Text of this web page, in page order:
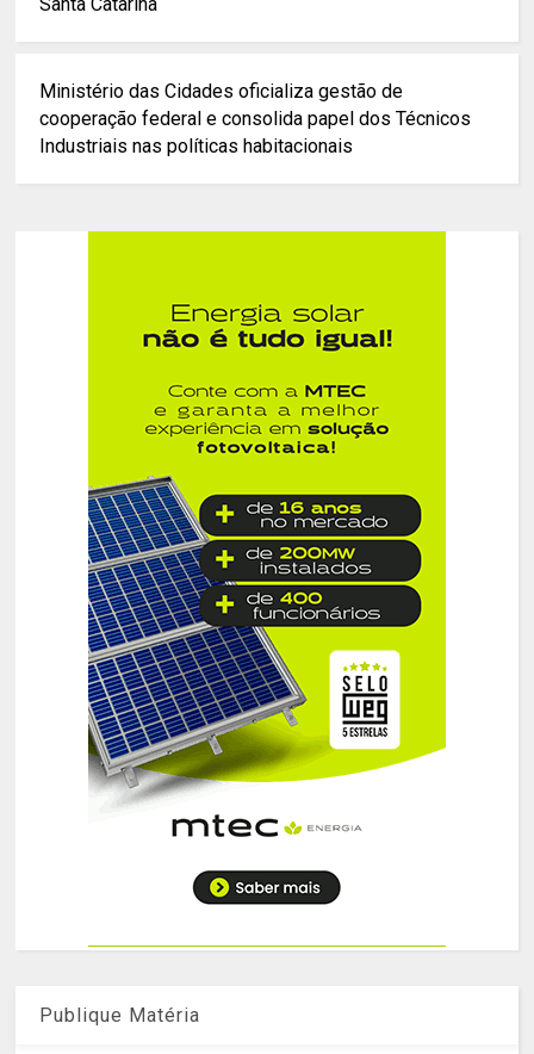
Ministério das Cidades oficializa gestão de
cooperação federal e consolida papel dos Técnicos
Industriais nas políticas habitacionais
Publique Matéria